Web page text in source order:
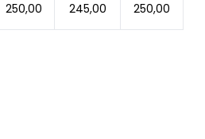
250,00 245,00 250,00